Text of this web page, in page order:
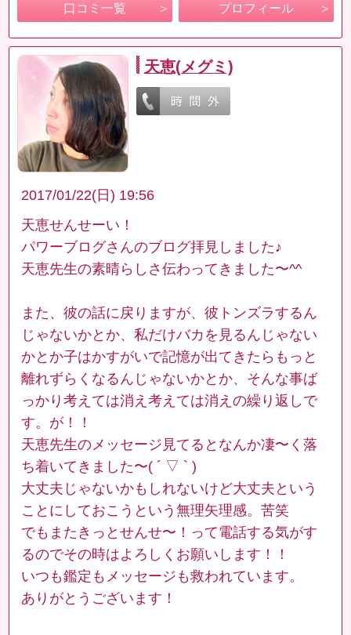
口コミ一覧 プロフィール
天恵(メグミ)
2017/01/22(日) 19:56
天恵せんせーい！
パワーブログさんのブログ拝見しました♪
天恵先生の素晴らしさ伝わってきました〜^^
また、彼の話に戻りますが、彼トンズラするん
じゃないかとか、私だけバカを見るんじゃない
かとか子はかすがいで記憶が出てきたらもっと
離れずらくなるんじゃないかとか、そんな事ば
っかり考えては消え考えては消えの繰り返しで
す。が！！
天恵先生のメッセージ見てるとなんか凄〜く落
ち着いてきました〜( ´ ▽ ` )
大丈夫じゃないかもしれないけど大丈夫という
ことにしておこうという無理矢理感。苦笑
でもまたきっとせんせ〜！って電話する気がす
るのでその時はよろしくお願いします！！
いつも鑑定もメッセージも救われています。
ありがとうございます！